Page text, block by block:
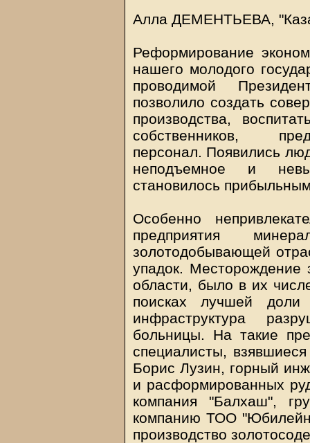
Алла ДЕМЕНТЬЕВА,
Реформирование
нашего молодого
проводимой
позволило создать
производства,
собственников,
персонал. Появились
неподъемное и
становилось
Особенно
предприятия
золотодобывающей
упадок. Месторождение
области, было в их
поисках лучшей
инфраструктура
больницы. На такие
специалисты,
Борис Лузин, горный
и расформированных
компания "Балхаш",
компанию ТОО
производство